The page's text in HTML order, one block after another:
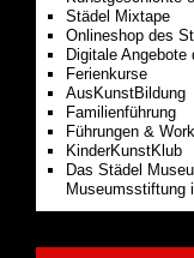
Städel Mixtape
Onlineshop des
Digitale
Ferienkurse
AusKunstBildung
Familienführung
Führungen &
KinderKunstKlub
Das Städel
Museumsstiftung